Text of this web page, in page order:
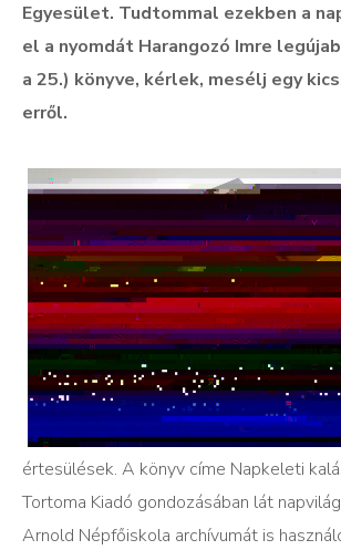
Egyesület. Tudtommal ezekben a
el a nyomdát Harangozó Imre
a 25.) könyve, kérlek, mesélj egy
erről.
értesülések. A könyv címe Napkeleti
Tortoma Kiadó gondozásában lát
Arnold Népfőiskola archívumát is